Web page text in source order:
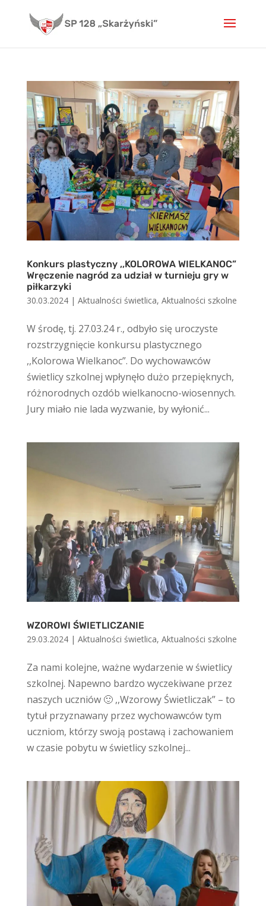
content
Konkurs plastyczny ,,KOLOROWA WIELKANOC”
Wręczenie nagród za udział w turnieju gry w
piłkarzyki
30.03.2024| Aktualności świetlica, Aktualności szkolne
W środę, tj. 27.03.24 r., odbyło się uroczyste
rozstrzygnięcie konkursu plastycznego
,,Kolorowa Wielkanoc”. Do wychowawców
świetlicy szkolnej wpłynęło dużo przepięknych,
różnorodnych ozdób wielkanocno-wiosennych.
Jury miało nie lada wyzwanie, by wyłonić...
WZOROWI ŚWIETLICZANIE
29.03.2024| Aktualności świetlica, Aktualności szkolne
Za nami kolejne, ważne wydarzenie w świetlicy
szkolnej. Napewno bardzo wyczekiwane przez
naszych uczniów 🙂 ,,Wzorowy Świetliczak” – to
tytuł przyznawany przez wychowawców tym
uczniom, którzy swoją postawą i zachowaniem
w czasie pobytu w świetlicy szkolnej...